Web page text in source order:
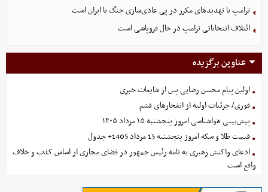
ترامپ با تهدیدهای مکرر در پی عادی‌سازی جنگ با ایران است
ائتلاف انتخاباتی ترامپ در حال فروپاشی است
عناوین برگزیده
اولین پیام محسن رضایی پس از شایعات خبری
فوری/ جزئیات اولیه از انفجارهای قشم
پیش‌بینی هواشناسی امروز پنجشنبه ۱۵ مرداد ۱۴۰۵
قیمت طلا و سکه امروز پنجشنبه 15 مرداد 1405+ جدول
ادعای واکنش رهبری به نامه رئیس جمهور در فضای مجازی از اساس کذب و خلاف
واقع است